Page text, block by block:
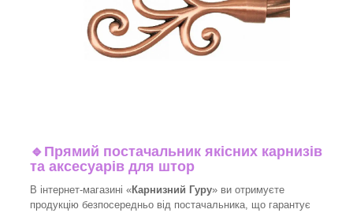
🔹 Прямий постачальник якісних карнизів
та аксесуарів для штор
В інтернет-магазині «Карнизний Гуру» ви отримуєте
продукцію безпосередньо від постачальника, що гарантує